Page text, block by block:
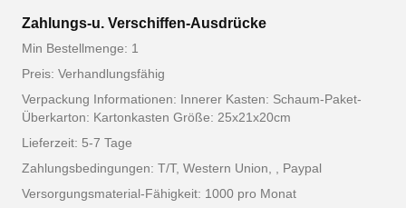
Zahlungs-u. Verschiffen-Ausdrücke
Min Bestellmenge: 1
Preis: Verhandlungsfähig
Verpackung Informationen: Innerer Kasten: Schaum-Paket-
Überkarton: Kartonkasten Größe: 25x21x20cm
Lieferzeit: 5-7 Tage
Zahlungsbedingungen: T/T, Western Union, , Paypal
Versorgungsmaterial-Fähigkeit: 1000 pro Monat